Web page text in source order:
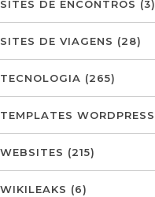
SITES DE ENCONTROS (3)
SITES DE VIAGENS (28)
TECNOLOGIA (265)
TEMPLATES WORDPRESS
WEBSITES (215)
WIKILEAKS (6)